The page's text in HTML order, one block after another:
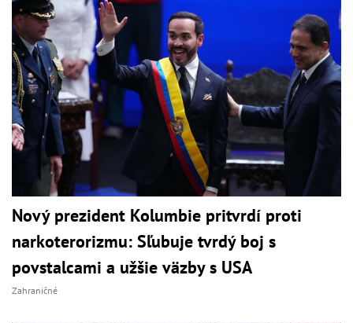
Nový prezident Kolumbie pritvrdí proti
narkoterorizmu: Sľubuje tvrdý boj s
povstalcami a užšie väzby s USA
Zahraničné